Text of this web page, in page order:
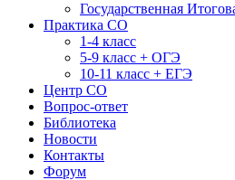
Государственная
Практика СО
1-4 класс
5-9 класс + ОГЭ
10-11 класс + ЕГЭ
Центр СО
Вопрос-ответ
Библиотека
Новости
Контакты
Форум